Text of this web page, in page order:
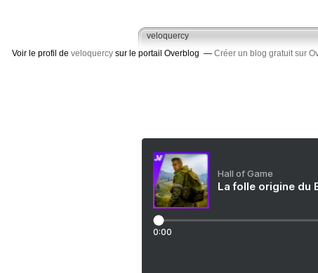
veloquercy
Voir le profil de veloquercy sur le portail Overblog Créer un blog gratuit sur
Hall of Game
La folle origine du
0:00